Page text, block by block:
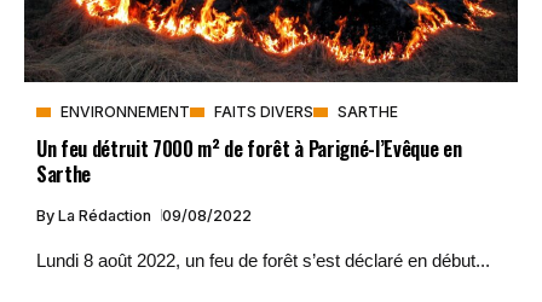
ENVIRONNEMENT FAITS DIVERS SARTHE
Un feu détruit 7000 m² de forêt à Parigné-l’Evêque en
Sarthe
By La Rédaction 09/08/2022
Lundi 8 août 2022, un feu de forêt s’est déclaré en début...